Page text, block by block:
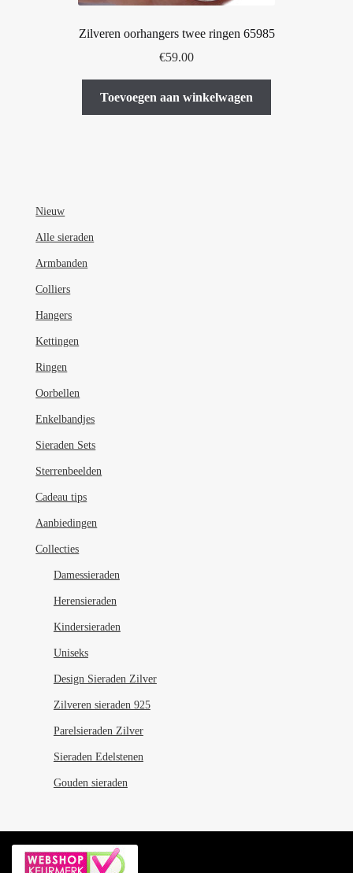
Zilveren oorhangers twee ringen 65985
€59.00
Toevoegen aan winkelwagen
Nieuw
Alle sieraden
Armbanden
Colliers
Hangers
Kettingen
Ringen
Oorbellen
Enkelbandjes
Sieraden Sets
Sterrenbeelden
Cadeau tips
Aanbiedingen
Collecties
Damessieraden
Herensieraden
Kindersieraden
Uniseks
Design Sieraden Zilver
Zilveren sieraden 925
Parelsieraden Zilver
Sieraden Edelstenen
Gouden sieraden